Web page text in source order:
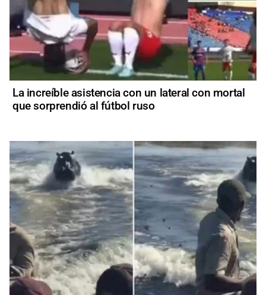
La increíble asistencia con un lateral con mortal
que sorprendió al fútbol ruso